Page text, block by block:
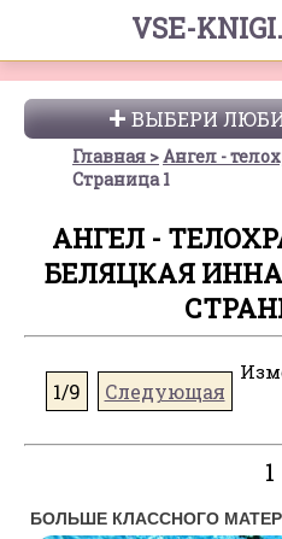
VSE-
ВЫБЕРИ
Главная
Ангел -
Страница 1
АНГЕЛ -
БЕЛЯЦКАЯ
1/9 Следующая
1